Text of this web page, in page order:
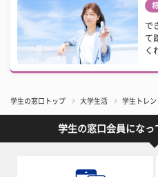
で
て
く
学生の窓口トップ 大学生活 学生トレン
学生の窓口会員になっ